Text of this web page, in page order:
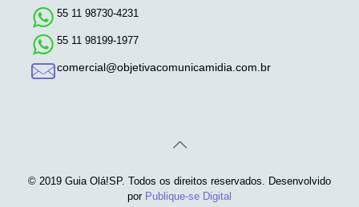
55 11 98730-4231
55 11 98199-1977
comercial@objetivacomunicamidia.com.br
© 2019 Guia Olá!SP. Todos os direitos reservados. Desenvolvido
por Publique-se Digital